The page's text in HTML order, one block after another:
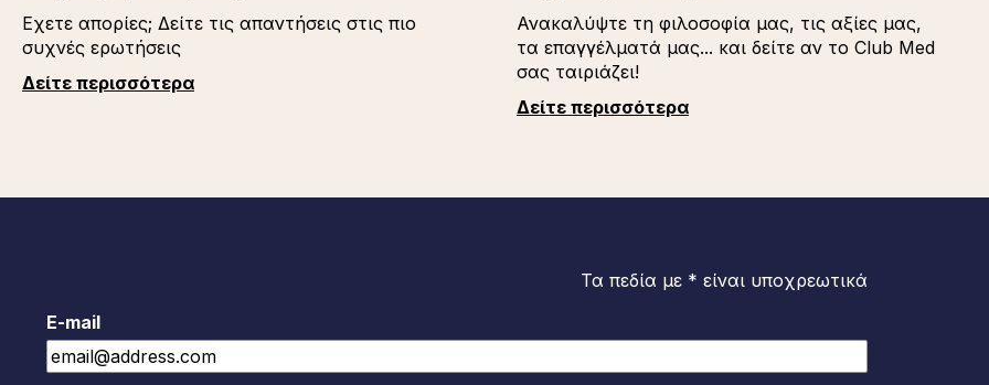
Εχετε απορίες; Δείτε τις απαντήσεις στις πιο
συχνές ερωτήσεις
Δείτε περισσότερα
Ανακαλύψτε τη φιλοσοφία μας, τις αξίες μας,
τα επαγγέλματά μας... και δείτε αν το Club Med
σας ταιριάζει!
Δείτε περισσότερα
Τα πεδία με * είναι υποχρεωτικά
E-mail